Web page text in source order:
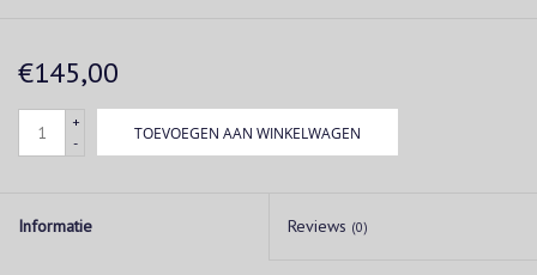
€145,00
+
-
TOEVOEGEN AAN WINKELWAGEN
Informatie Reviews (0)